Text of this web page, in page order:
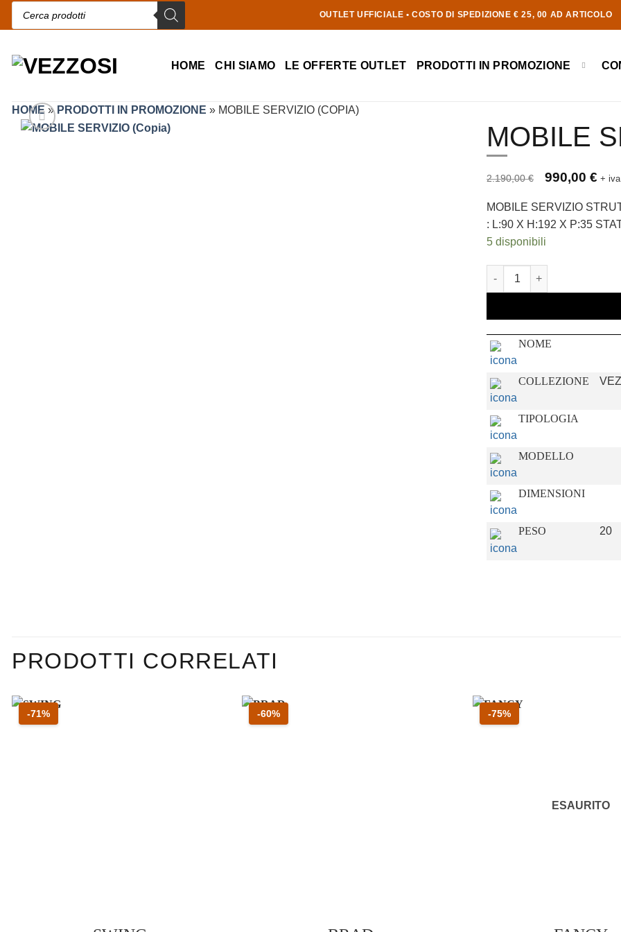
Products search
OUTLET UFFICIALE • COSTO DI SPEDIZIONE € 25, 00 AD ARTICOLO
HOME CHI SIAMO LE OFFERTE OUTLET PRODOTTI IN PROMOZIONE
HOME » PRODOTTI IN PROMOZIONE » MOBILE SERVIZIO (COPIA)
MOBILE
Prezzo originale 2.190,00
2.190,00€ Il prezzo
990,00€ Il
+ iva
MOBILE SERVIZIO
: L:90 X H:192 X P:35
5 disponibili
MOBILE SERVIZIO
NOME
COLLEZIONE
TIPOLOGIA
MODELLO
DIMENSIONI
PESO 20
PRODOTTI CORRELATI
-71%Sconto 71 percento -60%Sconto 60 percento -75%Sconto 75 percento
ESAURITO